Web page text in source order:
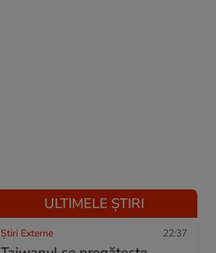
ULTIMELE ȘTIRI
Știri Externe 22:37